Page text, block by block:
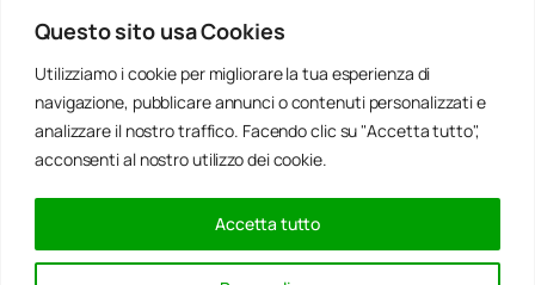
Questo sito usa Cookies
Utilizziamo i cookie per migliorare la tua esperienza di
navigazione, pubblicare annunci o contenuti personalizzati e
analizzare il nostro traffico. Facendo clic su "Accetta tutto",
acconsenti al nostro utilizzo dei cookie.
Accetta tutto
Ponte Morandi e quell’anno
zero che non è mai arrivato a
Genova
Agosto
2023
Rinnovabili, al passo della
Bocchetta un parco eolico
Gennaio